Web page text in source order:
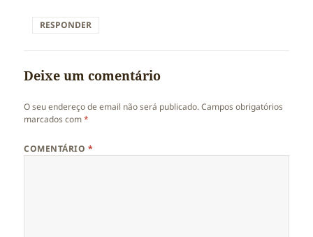
RESPONDER
Deixe um comentário
O seu endereço de email não será publicado. Campos obrigatórios
marcados com*
COMENTÁRIO *